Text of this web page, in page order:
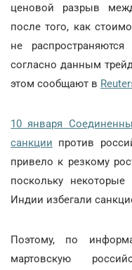
ценовой разрыв
после того, как
не
согласно данным
этом сообщают в
10 января
санкции против
привело к резкому
поскольку
Индии избегали
Поэтому, по
мартовскую